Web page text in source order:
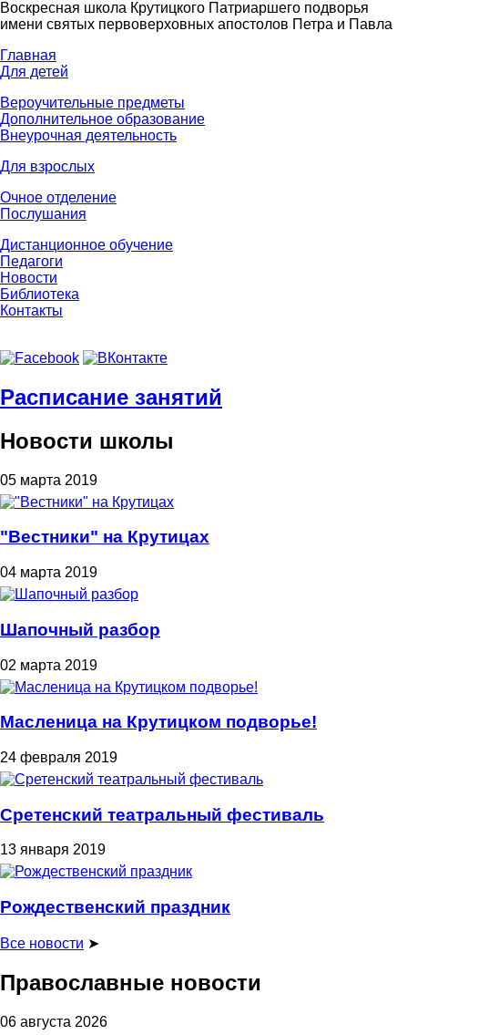
Воскресная школа Крутицкого Патриаршего подворья
имени святых первоверховных апостолов Петра и Павла
Главная
Для детей
Вероучительные предметы
Дополнительное образование
Внеурочная деятельность
Для взрослых
Очное отделение
Послушания
Дистанционное обучение
Педагоги
Новости
Библиотека
Контакты
Расписание занятий
Новости школы
05 марта 2019
"Вестники" на Крутицах
04 марта 2019
Шапочный разбор
02 марта 2019
Масленица на Крутицком подворье!
24 февраля 2019
Сретенский театральный фестиваль
13 января 2019
Рождественский праздник
Все новости ➤
Православные новости
06 августа 2026